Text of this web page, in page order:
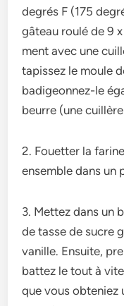
degrés F (175
gâteau roulé de 9
ment avec une
tapissez le moule
badigeonne­z-le
be­urre (une
2. Fouetter la
ensemble dans un
3. Mette­z dans un
de tasse­ de sucre
vanille­. Ensuite,
battez le tout à
que vous obtenie­z